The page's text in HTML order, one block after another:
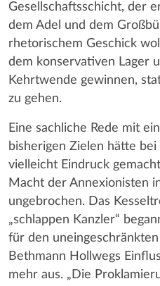
Gesellschaftsschicht, der
dem Adel und dem
rhetorischem Geschick
dem konservativen Lager
Kehrtwende gewinnen,
zu gehen.
Eine sachliche Rede mit
bisherigen Zielen hätte
vielleicht Eindruck
Macht der Annexionisten
ungebrochen. Das
„schlappen Kanzler“
für den
Bethmann Hollwegs
mehr aus. „Die